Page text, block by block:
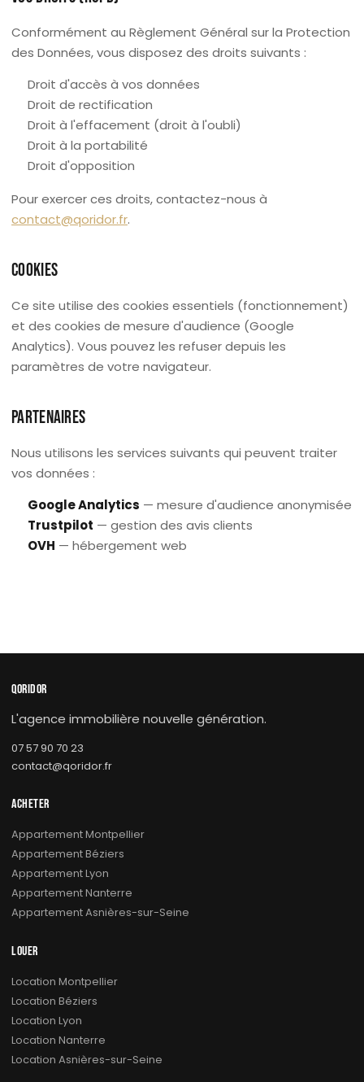
Conformément au Règlement Général sur la Protection
des Données, vous disposez des droits suivants :
Droit d'accès à vos données
Droit de rectification
Droit à l'effacement (droit à l'oubli)
Droit à la portabilité
Droit d'opposition
Pour exercer ces droits, contactez-nous à
contact@qoridor.fr.
COOKIES
Ce site utilise des cookies essentiels (fonctionnement)
et des cookies de mesure d'audience (Google
Analytics). Vous pouvez les refuser depuis les
paramètres de votre navigateur.
PARTENAIRES
Nous utilisons les services suivants qui peuvent traiter
vos données :
Google Analytics — mesure d'audience anonymisée
Trustpilot — gestion des avis clients
OVH — hébergement web
QORIDOR
L'agence immobilière nouvelle génération.
07 57 90 70 23
contact@qoridor.fr
ACHETER
Appartement Montpellier
Appartement Béziers
Appartement Lyon
Appartement Nanterre
Appartement Asnières-sur-Seine
LOUER
Location Montpellier
Location Béziers
Location Lyon
Location Nanterre
Location Asnières-sur-Seine